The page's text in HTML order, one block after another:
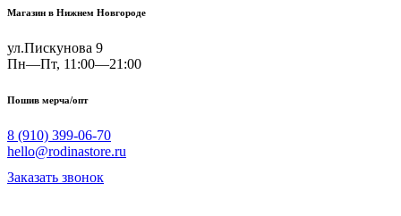
Магазин в Нижнем Новгороде
ул.Пискунова 9
Пн—Пт, 11:00—21:00
Пошив мерча/опт
8 (910) 399-06-70
hello@rodinastore.ru
Заказать звонок